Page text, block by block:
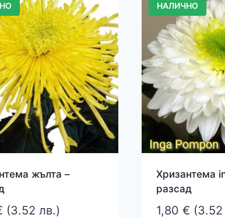
жълта –
(3.52 лв.)
НАЛИЧНО
Хризантема
разсад
1,80 € (3.52